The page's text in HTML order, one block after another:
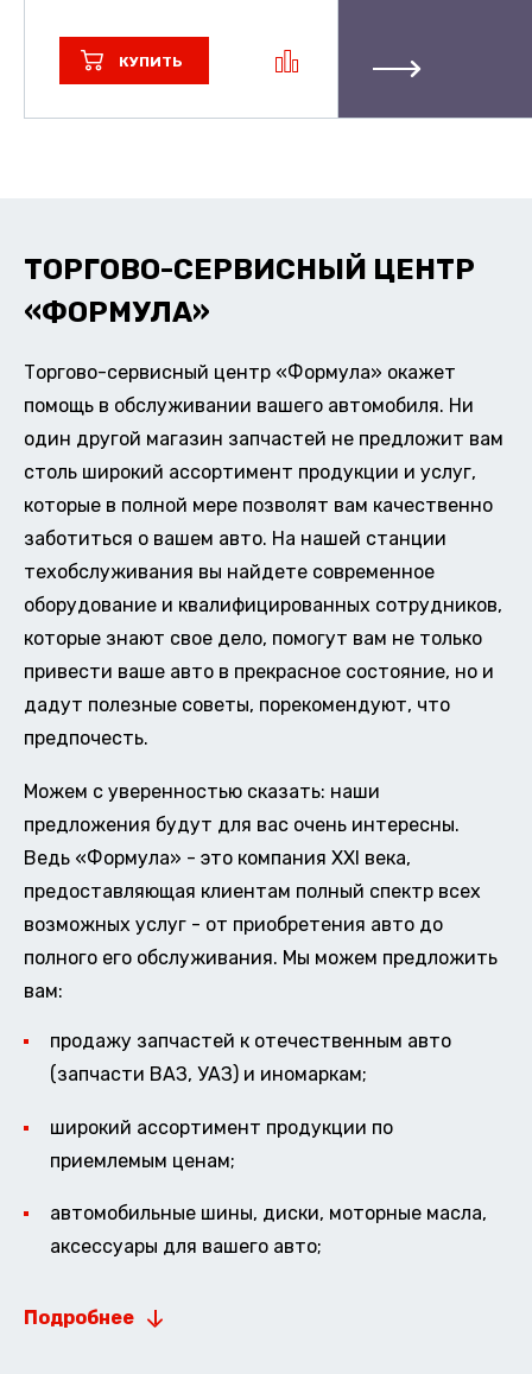
КУПИТЬ
ТОРГОВО-СЕРВИСНЫЙ ЦЕНТР
«ФОРМУЛА»
Торгово-сервисный центр «Формула» окажет
помощь в обслуживании вашего автомобиля. Ни
один другой магазин запчастей не предложит вам
столь широкий ассортимент продукции и услуг,
которые в полной мере позволят вам качественно
заботиться о вашем авто. На нашей станции
техобслуживания вы найдете современное
оборудование и квалифицированных сотрудников,
которые знают свое дело, помогут вам не только
привести ваше авто в прекрасное состояние, но и
дадут полезные советы, порекомендуют, что
предпочесть.
Можем с уверенностью сказать: наши
предложения будут для вас очень интересны.
Ведь «Формула» - это компания XXI века,
предоставляющая клиентам полный спектр всех
возможных услуг - от приобретения авто до
полного его обслуживания. Мы можем предложить
вам:
продажу запчастей к отечественным авто
(запчасти ВАЗ, УАЗ) и иномаркам;
широкий ассортимент продукции по
приемлемым ценам;
автомобильные шины, диски, моторные масла,
аксессуары для вашего авто;
Подробнее